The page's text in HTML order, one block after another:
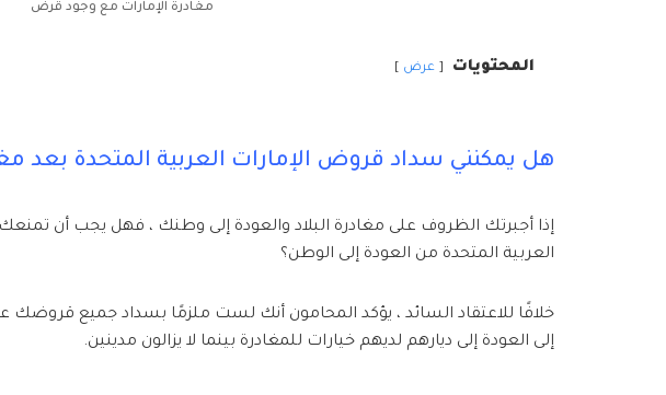
مغادرة الإمارات مع وجود قرض
المحتويات عرض
هل يمكنني سداد قروض الإمارات العربية المتحدة بعد
إذا أجبرتك الظروف على مغادرة البلاد والعودة إلى وطنك ، فهل يجب أن
العربية المتحدة من العودة إلى الوطن؟
خلافًا للاعتقاد السائد ، يؤكد المحامون أنك لست ملزمًا بسداد جميع قروضك
إلى العودة إلى ديارهم لديهم خيارات للمغادرة بينما لا يزالون مدينين.